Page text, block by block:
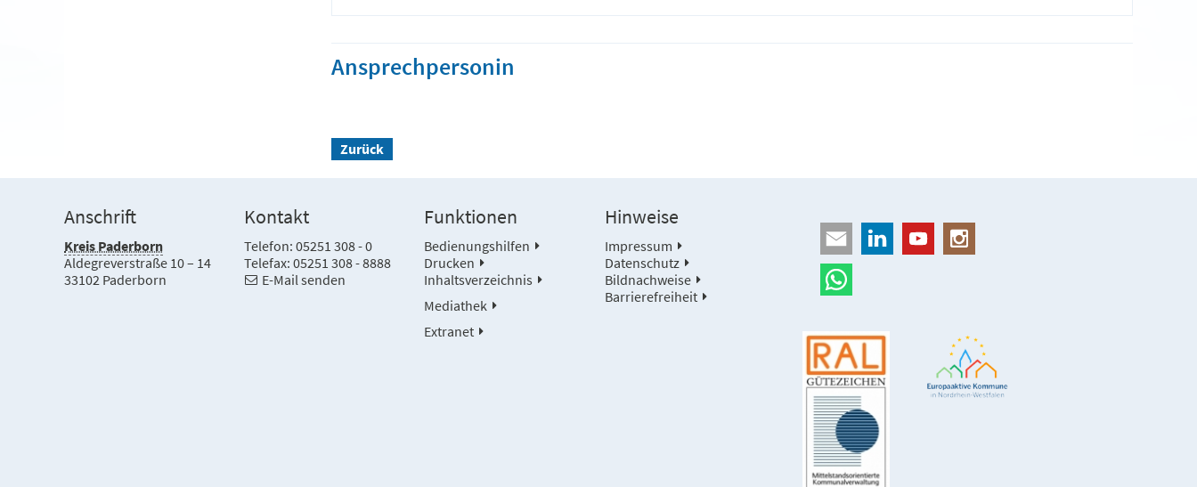
Ansprechpersonin
Zurück
Anschrift
Kreis Paderborn
Aldegreverstraße 10 – 14
33102 Paderborn
Kontakt
Telefon: 05251 308 - 0
Telefax: 05251 308 - 8888
E-Mail senden
Funktionen
Bedienungshilfen
Drucken
Inhaltsverzeichnis
Mediathek
Extranet
Hinweise
Impressum
Datenschutz
Bildnachweise
Barrierefreiheit